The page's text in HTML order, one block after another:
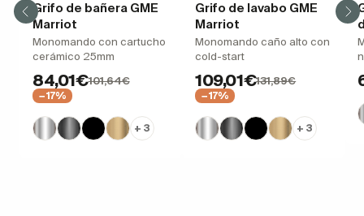
Grifo de bañera GME
Marriot
Monomando con cartucho
cerámico 25mm
84,01€101,64€
−17%
+ 3
Grifo de lavabo GME
Marriot
Monomando caño alto con
cold-start
109,01€131,89€
−17%
+ 3